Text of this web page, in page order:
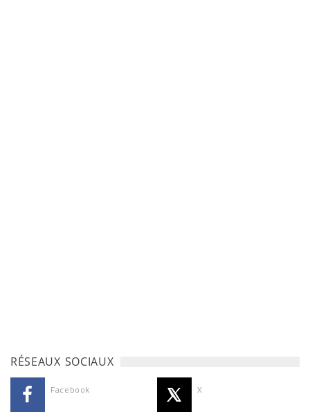
RÉSEAUX SOCIAUX
Facebook X